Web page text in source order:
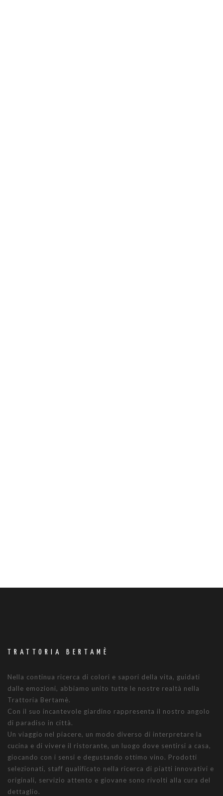
TRATTORIA BERTAMÈ
Nella continua ricerca di colori e sapori della vita, guidati
dalle emozioni, abbiamo unito tutte le nostre realtà nella
Trattoria Bertamè.
Con il suo incantevole giardino rappresenta il nostro angolo
di paradiso in città.
Un viaggio nel piacere, un modo diverso di interpretare la
cucina e di vivere il ristorante, un luogo dove sentirsi a casa,
giocando con i sensi e degustando ottimo vino. Prodotti
selezionati, staff qualificato nella ricerca di piatti innovativi e
originali, servizio attento e giovane sono rivolti alla cura del
dettaglio.